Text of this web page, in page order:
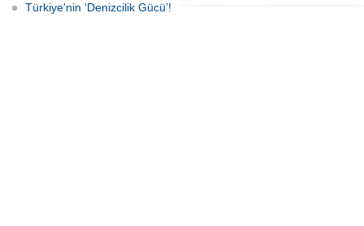
Türkiye'nin ‘Denizcilik Gücü’!